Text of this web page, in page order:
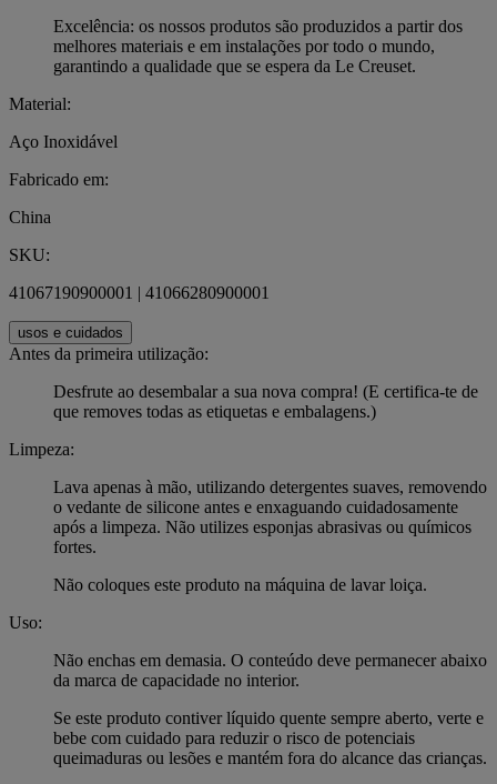
Excelência: os nossos produtos são produzidos a partir dos
melhores materiais e em instalações por todo o mundo,
garantindo a qualidade que se espera da Le Creuset.
Material:
Aço Inoxidável
Fabricado em:
China
SKU:
41067190900001 | 41066280900001
usos e cuidados
Antes da primeira utilização:
Desfrute ao desembalar a sua nova compra! (E certifica-te de
que removes todas as etiquetas e embalagens.)
Limpeza:
Lava apenas à mão, utilizando detergentes suaves, removendo
o vedante de silicone antes e enxaguando cuidadosamente
após a limpeza. Não utilizes esponjas abrasivas ou químicos
fortes.
Não coloques este produto na máquina de lavar loiça.
Uso:
Não enchas em demasia. O conteúdo deve permanecer abaixo
da marca de capacidade no interior.
Se este produto contiver líquido quente sempre aberto, verte e
bebe com cuidado para reduzir o risco de potenciais
queimaduras ou lesões e mantém fora do alcance das crianças.